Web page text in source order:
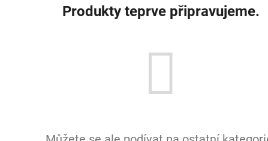
Produkty teprve připravujeme.